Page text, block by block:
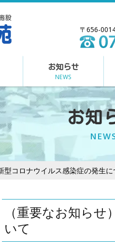
〒656-
お知らせ
NEWS
お知
型コロナウイルス感染症の発生に
（重要なお知ら
いて